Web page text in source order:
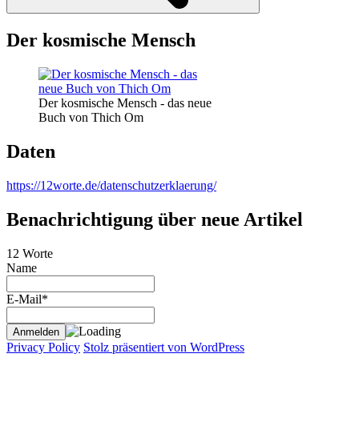
Der kosmische Mensch
Der kosmische Mensch - das neue
Buch von Thich Om
Daten
https://12worte.de/datenschutzerklaerung/
Benachrichtigung über neue Artikel
12 Worte
Name
E-Mail*
Privacy Policy Stolz präsentiert von WordPress